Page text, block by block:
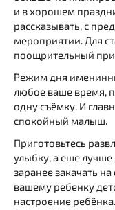
и в хорошем
рассказывать, с
мероприятии. Для
поощрительный
Режим дня
любое ваше время,
одну съёмку. И
спокойный малыш.
Приготовьтесь
улыбку, а еще
заранее закачать
вашему ребенку
настроение ребёнка.